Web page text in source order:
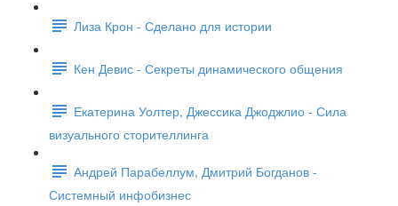
Лиза Крон - Сделано для истории
Кен Девис - Секреты динамического общения
Екатерина Уолтер, Джессика Джоджлио - Сила
визуального сторителлинга
Андрей Парабеллум, Дмитрий Богданов -
Системный инфобизнес